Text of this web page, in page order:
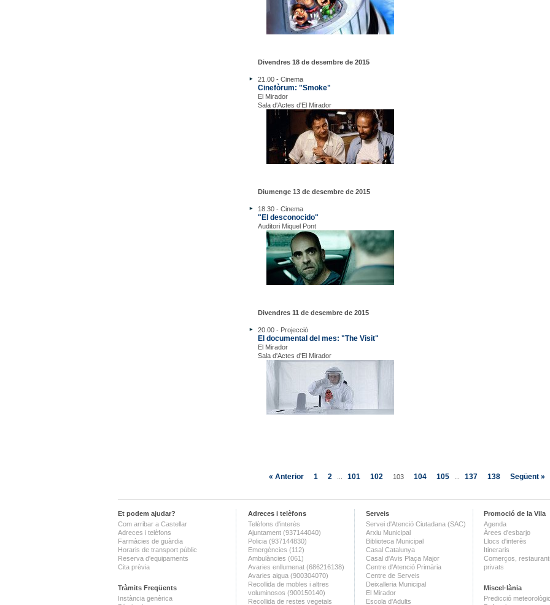
Divendres 18 de desembre de 2015
21.00 - Cinema
Cinefòrum: "Smoke"
El Mirador
Sala d'Actes d'El Mirador
Diumenge 13 de desembre de 2015
18.30 - Cinema
"El desconocido"
Auditori Miquel Pont
Divendres 11 de desembre de 2015
20.00 - Projecció
El documental del mes: "The Visit"
El Mirador
Sala d'Actes d'El Mirador
« Anterior 1 2 101 102 103 104 105 137 138 Següent »
Et podem ajudar?
Com arribar a Castellar
Adreces i telèfons
Farmàcies de guàrdia
Horaris de transport públic
Reserva d'equipaments
Cita prèvia
Tràmits Freqüents
Instància genèrica
Adreces i telèfons
Telèfons d'interès
Ajuntament (937144040)
Policia (937144830)
Emergències (112)
Ambulàncies (061)
Avaries enllumenat (686216138)
Avaries aigua (900304070)
Recollida de mobles i altres
voluminosos (900150140)
Recollida de restes vegetals
Serveis
Servei d'Atenció Ciutadana (SAC)
Arxiu Municipal
Biblioteca Municipal
Casal Catalunya
Casal d'Avis Plaça Major
Centre d'Atenció Primària
Centre de Serveis
Deixalleria Municipal
El Mirador
Escola d'Adults
Promoció de la Vila
Agenda
Àrees d'esbarjo
Llocs d'interès
Itineraris
Comerços,
privats
Miscel·lània
Predicció